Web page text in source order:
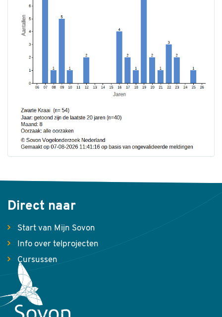
Direct naar
Start van Mijn Sovon
Info over telprojecten
Cursussen